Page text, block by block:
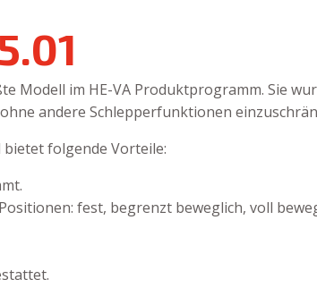
Modell im HE-VA Produktprogramm. Sie
andere Schlepperfunktionen
bietet folgende Vorteile:
fest, begrenzt beweglich, voll